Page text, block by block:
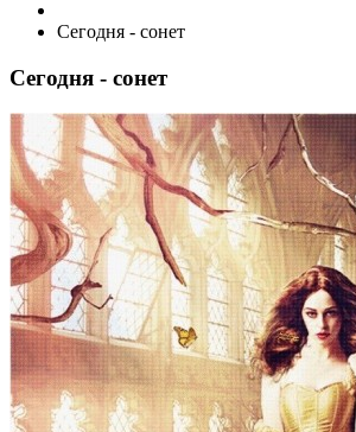
Сегодня - сонет
Сегодня - сонет